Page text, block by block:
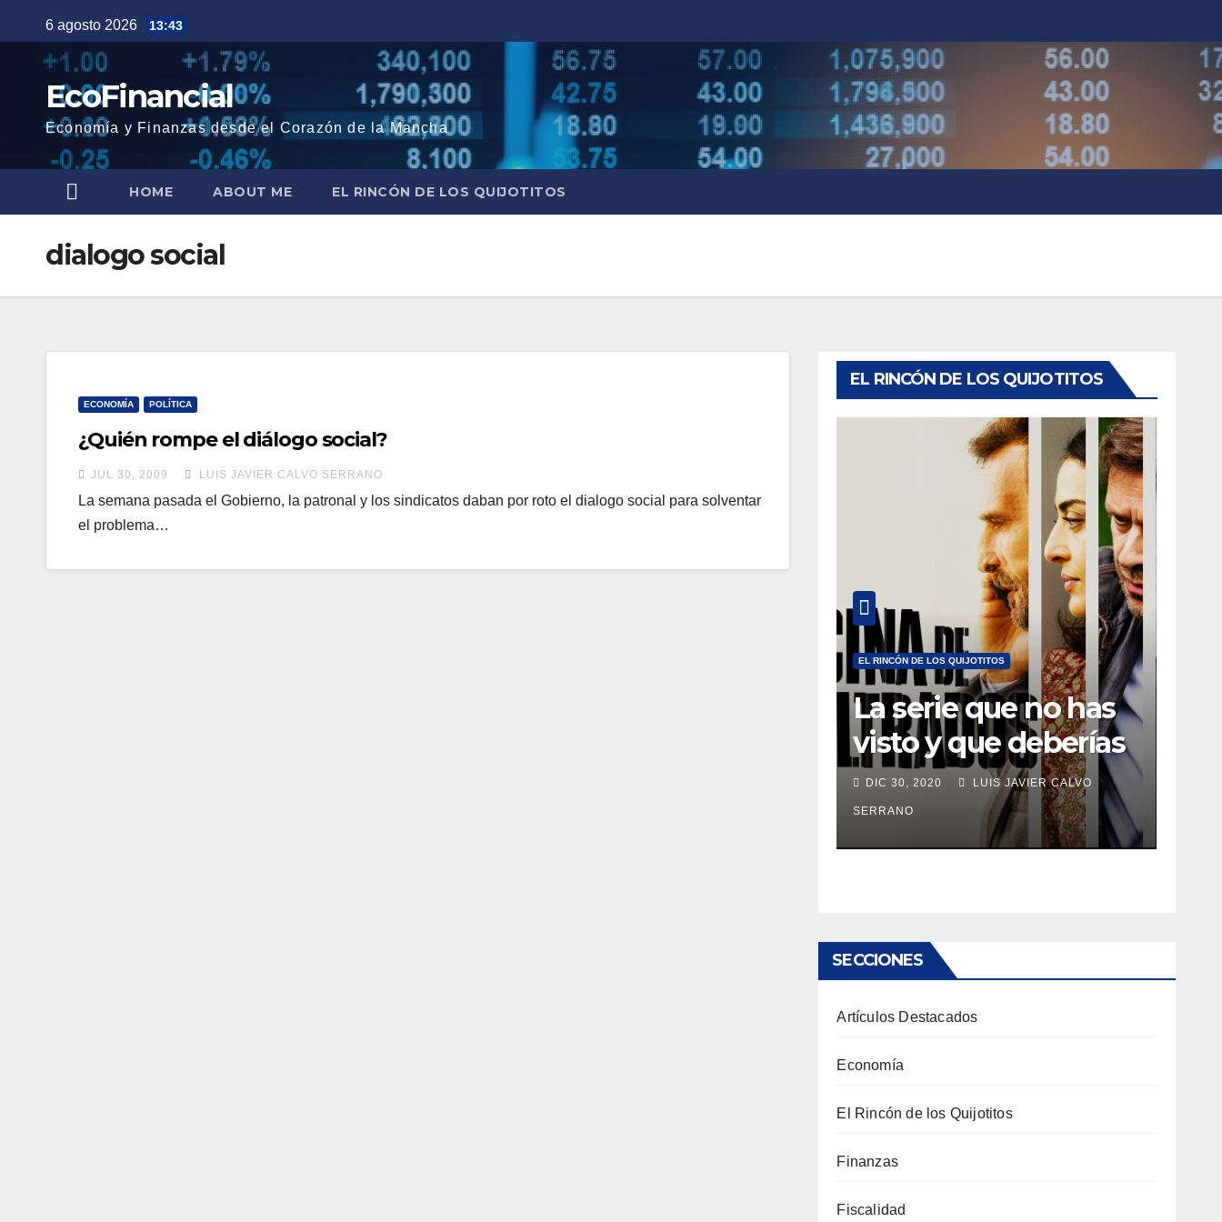
al
contenido
6 agosto 2026 13:43
EcoFinancial
Economía y Finanzas desde el Corazón de la Mancha
HOME ABOUT ME EL RINCÓN DE LOS QUIJOTITOS
dialogo social
ECONOMÍA POLÍTICA
¿Quién rompe el diálogo social?
JUL 30, 2009 LUIS JAVIER CALVO SERRANO
La semana pasada el Gobierno, la patronal y los sindicatos daban por roto el dialogo social para solventar
el problema…
EL RINCÓN DE LOS QUIJOTITOS
EL RINCÓN DE LOS QUIJOTITOS
La serie que no has
visto y que deberías
estar viendo
DIC 30, 2020 LUIS JAVIER CALVO
SERRANO
SECCIONES
Artículos Destacados
Economía
El Rincón de los Quijotitos
Finanzas
Fiscalidad